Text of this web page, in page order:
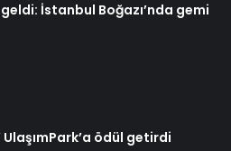
İstanbul Boğazı’nda gemi
UlaşımPark’a ödül getirdi